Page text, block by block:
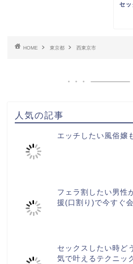
セ
HOME 東京都 西東京市
人気の記事
エッチしたい風俗嬢
フェラ割したい男性
援(口割り)で今すぐ
セックスしたい時ど
気で叶えるテクニッ